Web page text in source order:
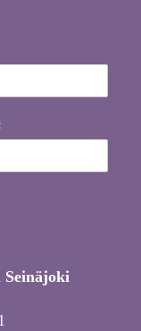
Seinäjoki